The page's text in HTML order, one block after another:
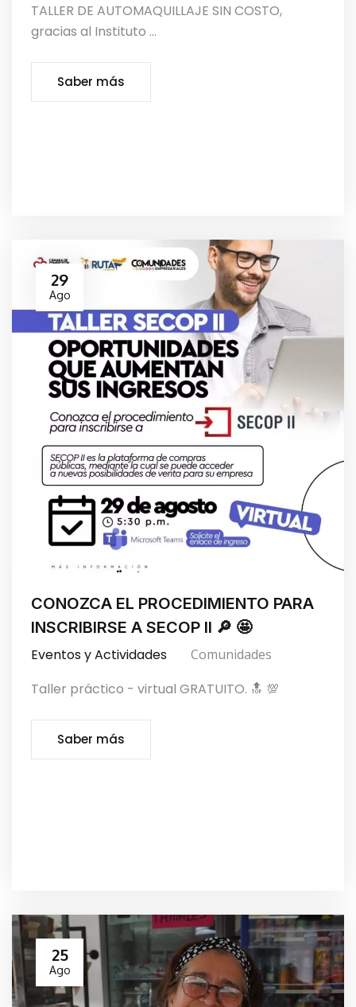
TALLER DE AUTOMAQUILLAJE SIN COSTO,
gracias al Instituto ...
Saber más
29
Ago
CONOZCA EL PROCEDIMIENTO PARA
INSCRIBIRSE A SECOP II 🔎 🤩
Eventos y Actividades Comunidades
Taller práctico - virtual GRATUITO. 🔝 💯
Saber más
25
Ago